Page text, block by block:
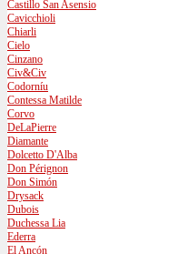
Castillo San Asensio
Cavicchioli
Chiarli
Cielo
Cinzano
Civ&Civ
Codorníu
Contessa Matilde
Corvo
DeLaPierre
Diamante
Dolcetto D'Alba
Don Pérignon
Don Simón
Drysack
Dubois
Duchessa Lia
Ederra
El Ancón